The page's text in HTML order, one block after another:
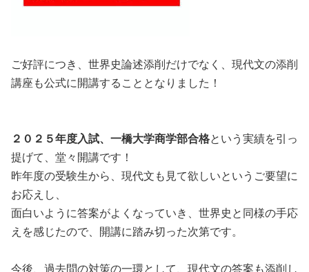
ご好評につき、世界史論述添削だけでなく、現代文の添削
講座も公式に開講することとなりました！
２０２５年度入試、一橋大学商学部合格という実績を引っ
提げて、堂々開講です！
昨年度の受験生から、現代文も見て欲しいというご要望に
お応えし、
面白いように答案がよくなっていき、世界史と同様の手応
えを感じたので、開講に踏み切った次第です。
今後、過去問の対策の一環として、現代文の答案も添削し